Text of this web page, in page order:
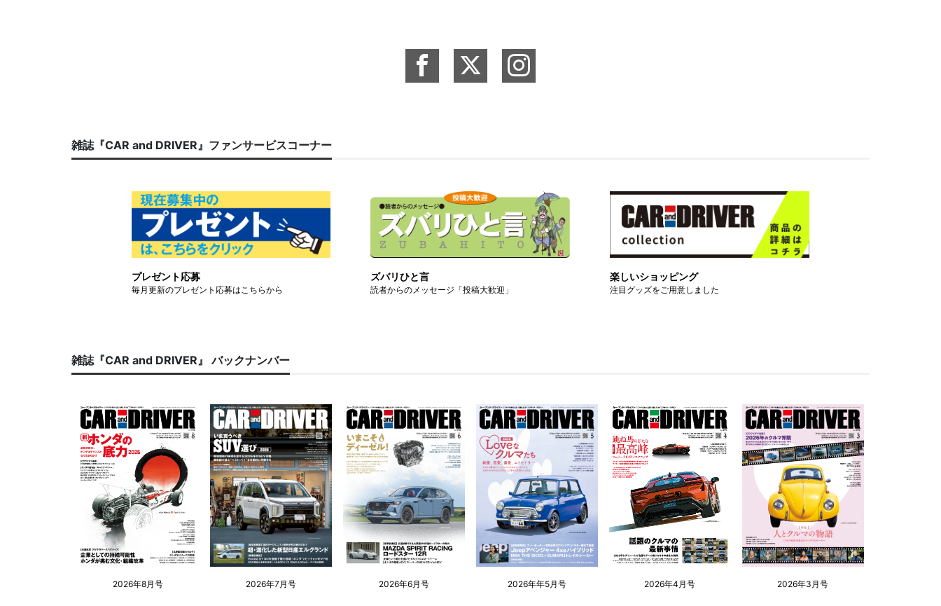
雑誌『CAR and DRIVER』ファンサービスコーナー
プレゼント応募
毎月更新のプレゼント応募はこちらから
ズバリひと言
読者からのメッセージ「投稿大歓迎」
楽しいショッピング
注目グッズをご用意しました
雑誌『CAR and DRIVER』 バックナンバー
2026年8月号 2026年7月号 2026年6月号 2026年年5月号 2026年4月号 2026年3月号